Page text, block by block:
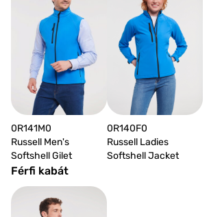
0R141M0
Russell Men's
Softshell Gilet
0R140F0
Russell Ladies
Softshell Jacket
Férfi kabát